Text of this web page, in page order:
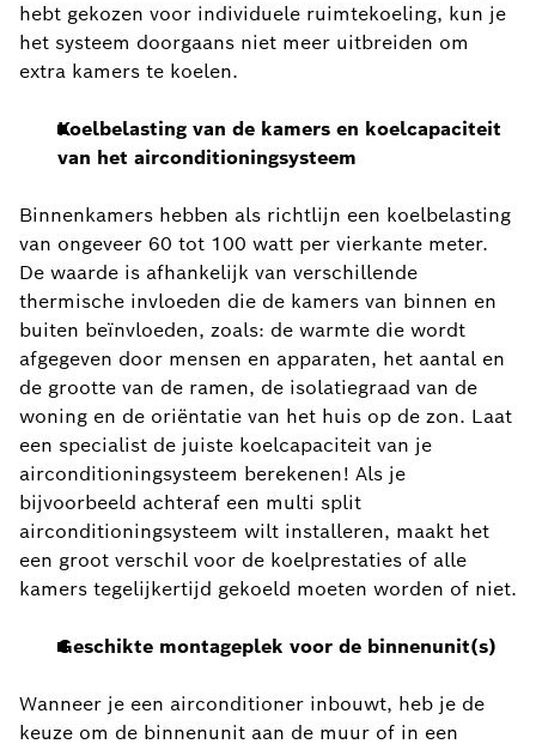
hebt gekozen voor individuele ruimtekoeling, kun je
het systeem doorgaans niet meer uitbreiden om
extra kamers te koelen.
Koelbelasting van de kamers en koelcapaciteit
van het airconditioningsysteem
Binnenkamers hebben als richtlijn een koelbelasting
van ongeveer 60 tot 100 watt per vierkante meter.
De waarde is afhankelijk van verschillende
thermische invloeden die de kamers van binnen en
buiten beïnvloeden, zoals: de warmte die wordt
afgegeven door mensen en apparaten, het aantal en
de grootte van de ramen, de isolatiegraad van de
woning en de oriëntatie van het huis op de zon. Laat
een specialist de juiste koelcapaciteit van je
airconditioningsysteem berekenen! Als je
bijvoorbeeld achteraf een multi split
airconditioningsysteem wilt installeren, maakt het
een groot verschil voor de koelprestaties of alle
kamers tegelijkertijd gekoeld moeten worden of niet.
Geschikte montageplek voor de binnenunit(s)
Wanneer je een airconditioner inbouwt, heb je de
keuze om de binnenunit aan de muur of in een